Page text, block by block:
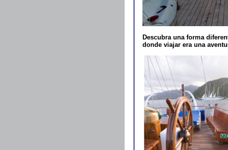
Descubra una forma
donde viajar era una